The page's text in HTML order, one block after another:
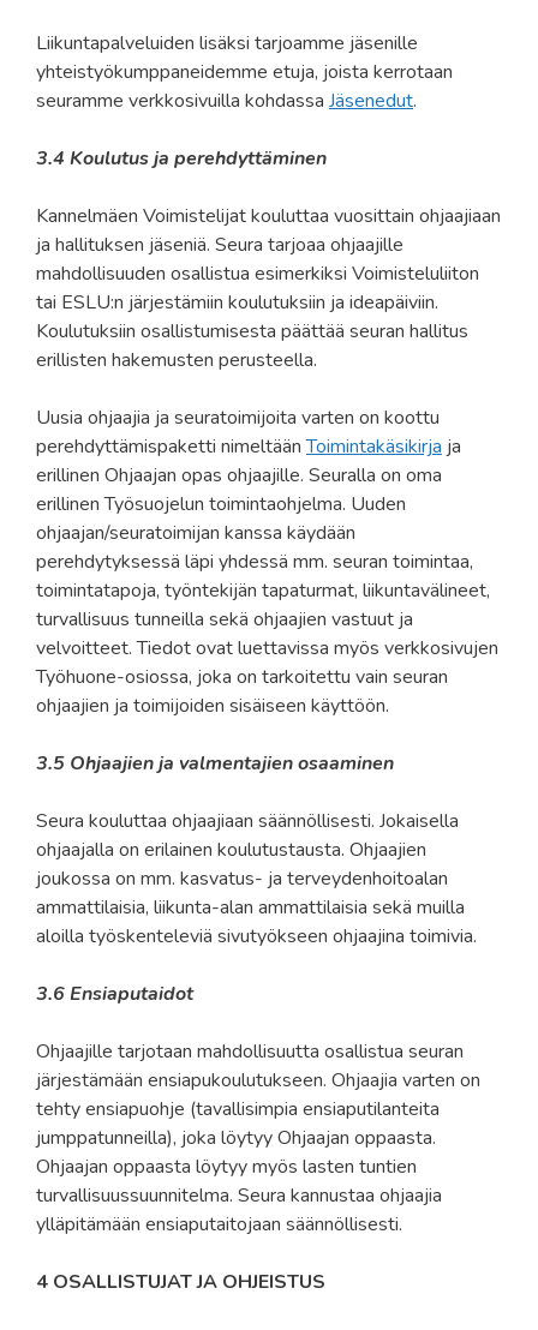
Liikuntapalveluiden lisäksi tarjoamme jäsenille
yhteistyökumppaneidemme etuja, joista kerrotaan
seuramme verkkosivuilla kohdassa Jäsenedut.
3.4 Koulutus ja perehdyttäminen
Kannelmäen Voimistelijat kouluttaa vuosittain ohjaajiaan
ja hallituksen jäseniä. Seura tarjoaa ohjaajille
mahdollisuuden osallistua esimerkiksi Voimisteluliiton
tai ESLU:n järjestämiin koulutuksiin ja ideapäiviin.
Koulutuksiin osallistumisesta päättää seuran hallitus
erillisten hakemusten perusteella.
Uusia ohjaajia ja seuratoimijoita varten on koottu
perehdyttämispaketti nimeltäänToimintakäsikirja ja
erillinen Ohjaajan opas ohjaajille. Seuralla on oma
erillinen Työsuojelun toimintaohjelma. Uuden
ohjaajan/seuratoimijan kanssa käydään
perehdytyksessä läpi yhdessä mm. seuran toimintaa,
toimintatapoja, työntekijän tapaturmat, liikuntavälineet,
turvallisuus tunneilla sekä ohjaajien vastuut ja
velvoitteet. Tiedot ovat luettavissa myös verkkosivujen
Työhuone-osiossa, joka on tarkoitettu vain seuran
ohjaajien ja toimijoiden sisäiseen käyttöön.
3.5 Ohjaajien ja valmentajien osaaminen
Seura kouluttaa ohjaajiaan säännöllisesti. Jokaisella
ohjaajalla on erilainen koulutustausta. Ohjaajien
joukossa on mm. kasvatus- ja terveydenhoitoalan
ammattilaisia, liikunta-alan ammattilaisia sekä muilla
aloilla työskenteleviä sivutyökseen ohjaajina toimivia.
3.6 Ensiaputaidot
Ohjaajille tarjotaan mahdollisuutta osallistua seuran
järjestämään ensiapukoulutukseen. Ohjaajia varten on
tehty ensiapuohje (tavallisimpia ensiaputilanteita
jumppatunneilla), joka löytyy Ohjaajan oppaasta.
Ohjaajan oppaasta löytyy myös lasten tuntien
turvallisuussuunnitelma. Seura kannustaa ohjaajia
ylläpitämään ensiaputaitojaan säännöllisesti.
4 OSALLISTUJAT JA OHJEISTUS